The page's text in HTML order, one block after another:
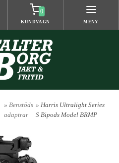
0
KUNDVAGN MENY
» Benstöds
adaptrar
» Harris Ultralight Series
S Bipods Model BRMP